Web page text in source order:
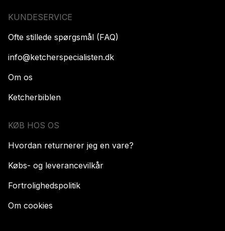
KUNDESERVICE
Ofte stillede spørgsmål (FAQ)
info@ketcherspecialisten.dk
Om os
Ketcherbiblen
KØB HOS OS
Hvordan returnerer jeg en vare?
Købs- og leverancevilkår
Fortrolighedspolitik
Om cookies